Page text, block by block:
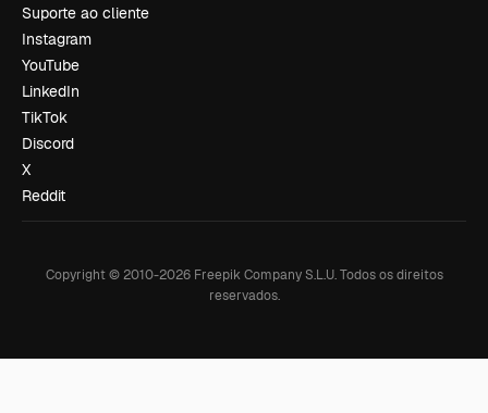
Suporte ao cliente
Instagram
YouTube
LinkedIn
TikTok
Discord
X
Reddit
Copyright © 2010-2026Freepik Company S.L.U. Todos os direitos
reservados.